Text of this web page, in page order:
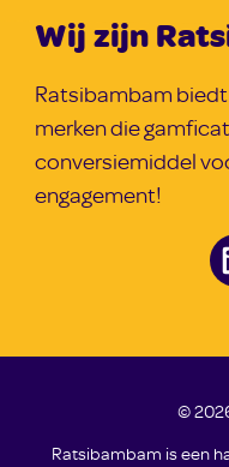
Wij zijn
Ratsibambam
merken die
conversiemiddel
engagement!
©
Ratsibambam is een